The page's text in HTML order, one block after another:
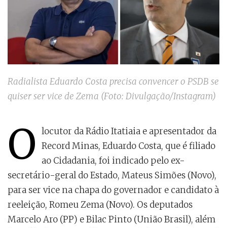
Radialista Eduardo Costa precisa convencer o PSDB se
quiser ser vice de Zema (Foto: Divulgação/Instagram)
O locutor da Rádio Itatiaia e apresentador da
Record Minas, Eduardo Costa, que é filiado
ao Cidadania, foi indicado pelo ex-
secretário-geral do Estado, Mateus Simões (Novo),
para ser vice na chapa do governador e candidato à
reeleição, Romeu Zema (Novo). Os deputados
Marcelo Aro (PP) e Bilac Pinto (União Brasil), além